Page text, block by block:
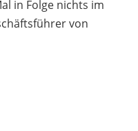
in Folge nichts im
von